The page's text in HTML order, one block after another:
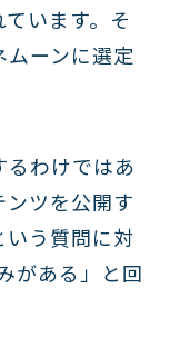
います。そ
ーンに選定
るわけではあ
ツを公開す
いう質問に対
がある」と回